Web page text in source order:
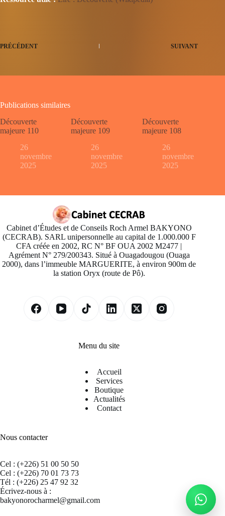
PRÉCÉDENT SUIVANT
Publications similaires
Découverte
majeure 110
26
novembre
2025
Découverte
majeure 109
26
novembre
2025
Découverte
majeure 108
26
novembre
2025
Cabinet d’Études et de Conseils Roch Armel BAKYONO
(CECRAB). SARL unipersonnelle au capital de 1.000.000 F
CFA créée en 2002, RC N° BF OUA 2002 M2477 |
Agrément N° 279/200343. Situé à Ouagadougou (Ouaga
2000), dans l’immeuble MARGUERITE, à environ 900m de
la station Oryx (route de Pô).
Menu du site
Accueil
Services
Boutique
Actualités
Contact
Nous contacter
Cel : (+226) 51 00 50 50
Cel : (+226) 70 01 73 73
Tél : (+226) 25 47 92 32
Écrivez-nous à :
bakyonorocharmel@gmail.com